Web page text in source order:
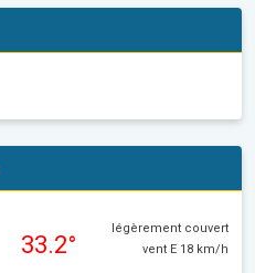
33.2°
légèrement couvert
vent E 18 km/h